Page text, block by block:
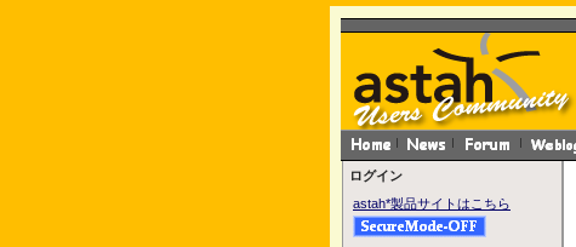
ログイン
astah*製品サイトはこちら